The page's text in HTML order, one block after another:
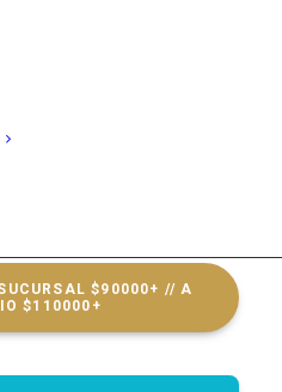
en
- $5000+ // A
$90000+ // A
$110000+